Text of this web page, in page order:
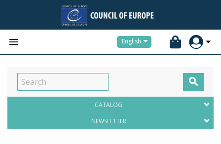
 English

CATALOG
NEWSLETTER